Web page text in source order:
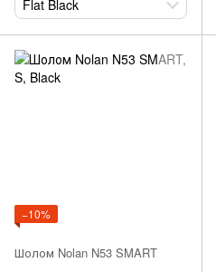
Flat Black
−10%
Шолом Nolan N53 SMART